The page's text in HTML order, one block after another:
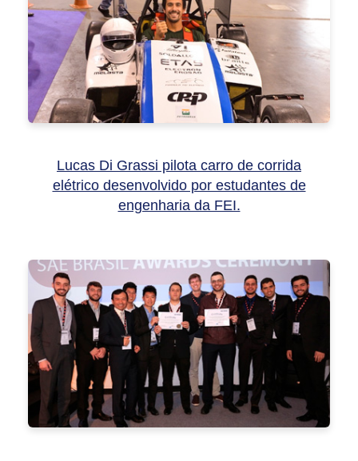
Lucas Di Grassi pilota carro de corrida
elétrico desenvolvido por estudantes de
engenharia da FEI.